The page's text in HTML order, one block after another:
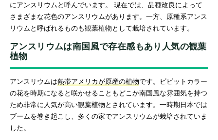
にアンスリウムと呼んでいます。 現在では、品種改良によって
さまざまな花色のアンスリウムがあります。一方、原種系アンス
リウムと呼ばれるものも観葉植物として栽培されています。
アンスリウムは南国風で存在感もあり人気の観葉
植物
アンスリウムは熱帯アメリカが原産の植物です。ビビットカラー
の花を時期になると咲かせることもどこか南国風な雰囲気を持つ
ため非常に人気が高い観葉植物とされています。一時期日本では
ブームを巻き起こし、多くの家でアンスリウムが栽培されていま
した。